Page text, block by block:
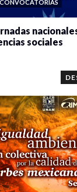
CONVOCATORIAS
sociales